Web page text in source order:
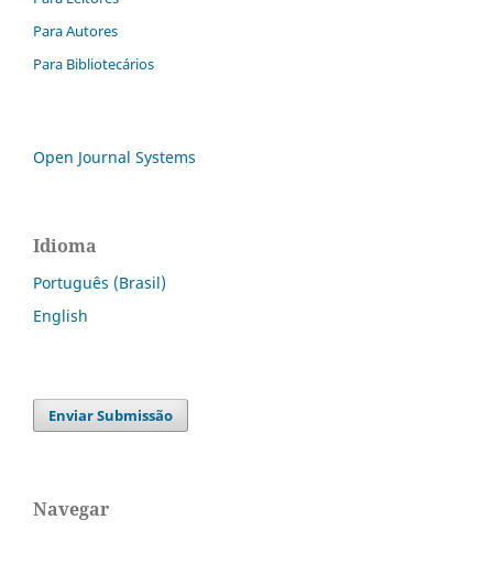
Para Autores
Para Bibliotecários
Open Journal Systems
Idioma
Português (Brasil)
English
Enviar Submissão
Navegar